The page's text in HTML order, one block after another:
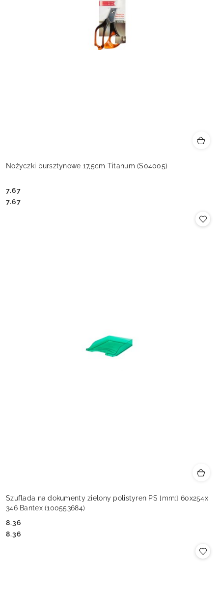
Nożyczki bursztynowe 17,5cm Titanum (S04005)
Cena:
7.67
Cena:
7.67
Szuflada na dokumenty zielony polistyren PS [mm:] 60x254x
346 Bantex (100553684)
Cena:
8.36
Cena:
8.36